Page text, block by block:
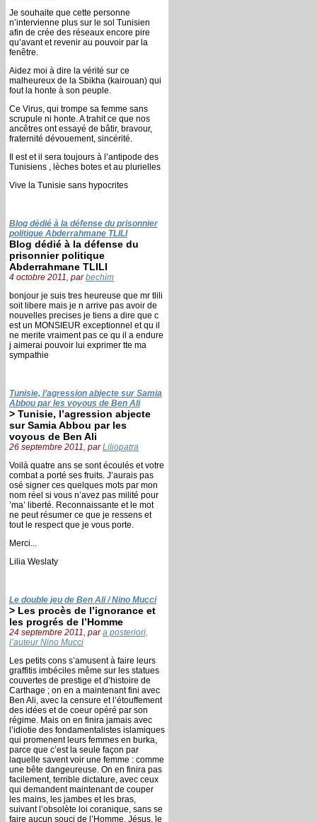
Je souhaite que cette personne
n’intervienne plus sur le sol Tunisien
afin de crée des réseaux encore pire
qu’avant et revenir au pouvoir par la
fenêtre.
Aidez moi à dire la vérité sur ce
malheureux de la Sbikha (kairouan) qui
fout la honte à son peuple.
Ce Virus, qui trompe sa femme sans
scrupule ni honte. A trahit ce que nos
ancêtres ont essayé de bâtir, bravour,
fraternité dévouement, sincérité.
Il est et il sera toujours à l’antipode des
Tunisiens , lèches botes et au plurielles
Vive la Tunisie sans hypocrites
Blog dédié à la défense du prisonnier
politique Abderrahmane TLILI
Blog dédié à la défense du
prisonnier politique
Abderrahmane TLILI
4 octobre 2011, parbechim
bonjour je suis tres heureuse que mr tlili
soit libere mais je n arrive pas avoir de
nouvelles precises je tiens a dire que c
est un MONSIEUR exceptionnel et qu il
ne merite vraiment pas ce qu il a endure
j aimerai pouvoir lui exprimer tte ma
sympathie
Tunisie, l’agression abjecte sur Samia
Abbou par les voyous de Ben Ali
> Tunisie, l’agression abjecte
sur Samia Abbou par les
voyous de Ben Ali
26 septembre 2011, parLiliopatra
Voilà quatre ans se sont écoulés et votre
combat a porté ses fruits. J’aurais pas
osé signer ces quelques mots par mon
nom réel si vous n’avez pas milité pour
’ma’ liberté. Reconnaissante et le mot
ne peut résumer ce que je ressens et
tout le respect que je vous porte.
Merci...
Lilia Weslaty
Le double jeu de Ben Ali / Nino Mucci
> Les procès de l’ignorance et
les progrés de l’Homme
24 septembre 2011, para posteriori,
l’auteur Nino Mucci
Les petits cons s’amusent à faire leurs
graffitis imbéciles même sur les statues
couvertes de prestige et d’histoire de
Carthage ; on en a maintenant fini avec
Ben Ali, avec la censure et l’étouffement
des idées et de coeur opéré par son
régime. Mais on en finira jamais avec
l’idiotie des fondamentalistes islamiques
qui promenent leurs femmes en burka,
parce que c’est la seule façon par
laquelle savent voir une femme : comme
une bête dangeureuse. On en finira pas
facilement, terrible dictature, avec ceux
qui demandent maintenant de couper
les mains, les jambes et les bras,
suivant l’obsolète loi coranique, sans se
faire aucun souci de l’Homme. Jésus, le